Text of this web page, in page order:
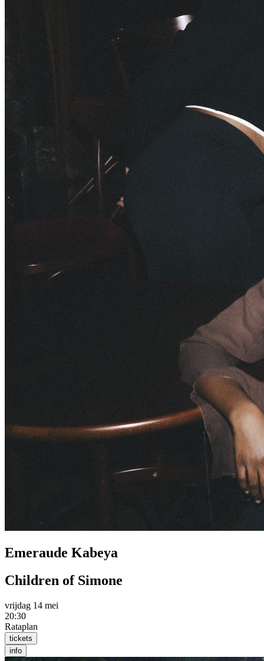
Emeraude Kabeya
Children of Simone
vrijdag 14 mei
20:30
Rataplan
tickets
info